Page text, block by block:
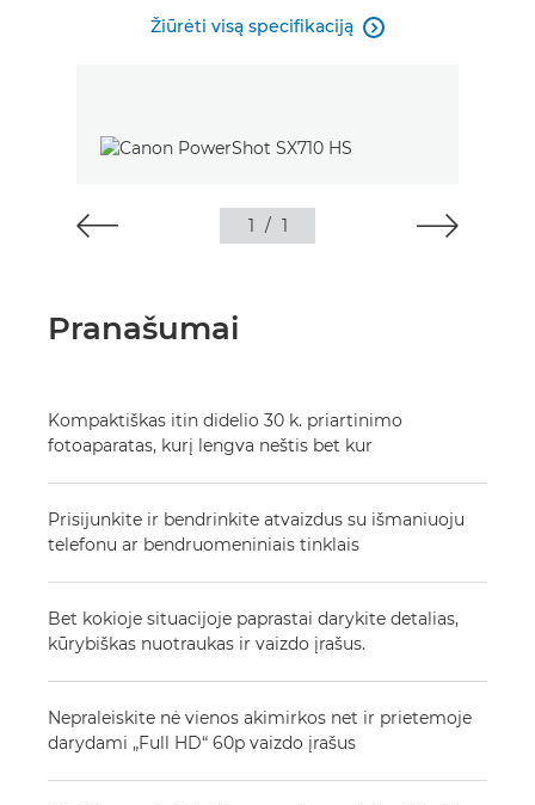
Žiūrėti visą specifikaciją 
1 / 1
Pranašumai
Kompaktiškas itin didelio 30 k. priartinimo
fotoaparatas, kurį lengva neštis bet kur
Prisijunkite ir bendrinkite atvaizdus su išmaniuoju
telefonu ar bendruomeniniais tinklais
Bet kokioje situacijoje paprastai darykite detalias,
kūrybiškas nuotraukas ir vaizdo įrašus.
Nepraleiskite nė vienos akimirkos net ir prietemoje
darydami „Full HD“ 60p vaizdo įrašus